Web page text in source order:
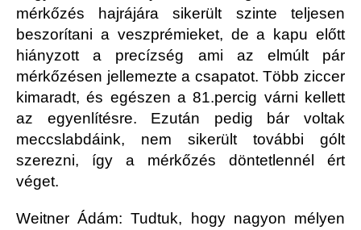
mérkőzés hajrájára sikerült szinte teljesen
beszorítani a veszprémieket, de a kapu előtt
hiányzott a precízség ami az elmúlt pár
mérkőzésen jellemezte a csapatot. Több ziccer
kimaradt, és egészen a 81.percig várni kellett
az egyenlítésre. Ezután pedig bár voltak
meccslabdáink, nem sikerült további gólt
szerezni, így a mérkőzés döntetlennél ért
véget.
Weitner Ádám: Tudtuk, hogy nagyon mélyen